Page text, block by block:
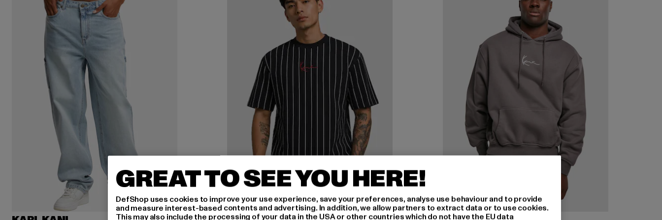
GREAT TO SEE YOU HERE!
DefShop uses cookies to improve your use experience, save your preferences, analyse use behaviour and to provide
and measure interest-based contents and advertising. In addition, we allow partners to extract data or to use cookies.
This may also include the processing of your data in the USA or other countries which do not have the EU data